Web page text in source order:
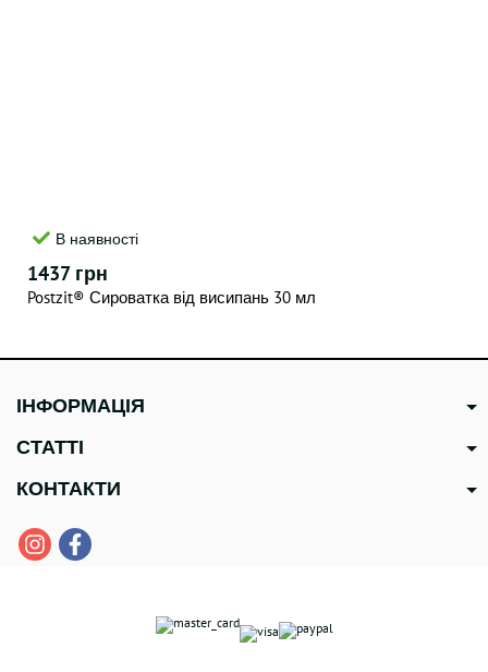
В наявності
1437 грн
Postzit® Сироватка від висипань 30 мл
-15%
ІНФОРМАЦІЯ
СТАТТІ
КОНТАКТИ